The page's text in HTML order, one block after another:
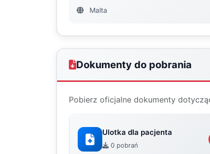
Malta
Dokumenty do pobrania
Pobierz oficjalne dokumenty
Ulotka dla pacjenta
0 pobrań